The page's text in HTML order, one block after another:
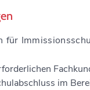
für
im